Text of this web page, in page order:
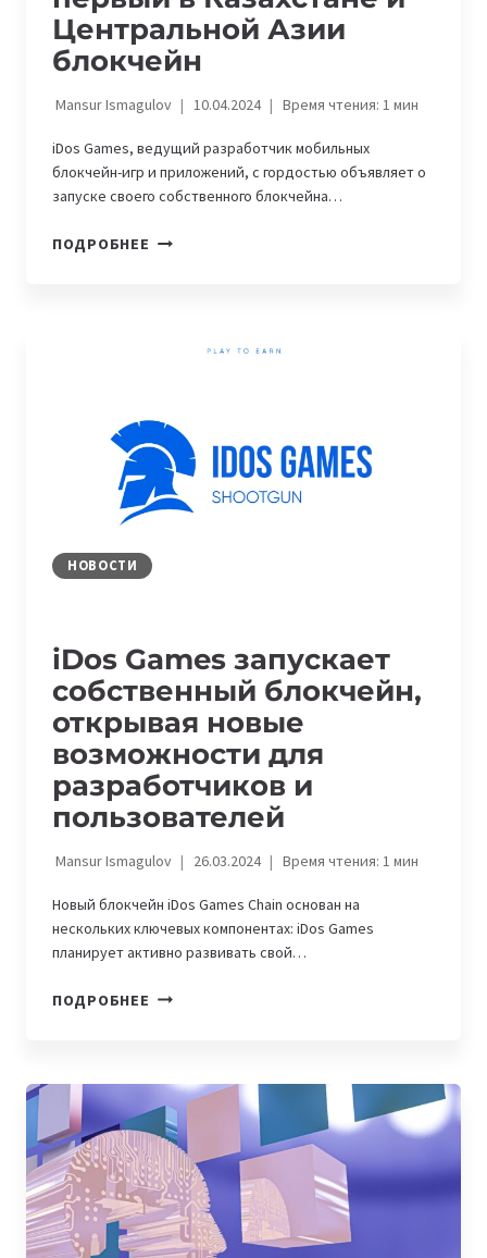
Центральной Азии
блокчейн
Mansur Ismagulov 10.04.2024 Время чтения: 1мин
iDos Games, ведущий разработчик мобильных
блокчейн-игр и приложений, с гордостью объявляет о
запуске своего собственного блокчейна…
ПОДРОБНЕЕ IDOS
АЗИИ
БЛОКЧЕЙН
НОВОСТИ
iDos Games запускает
собственный блокчейн,
открывая новые
возможности для
разработчиков и
пользователей
Mansur Ismagulov 26.03.2024 Время чтения: 1мин
Новый блокчейн iDos Games Chain основан на
нескольких ключевых компонентах: iDos Games
планирует активно развивать свой…
ПОДРОБНЕЕ IDOS
БЛОКЧЕЙН,
ОТКРЫВАЯ
НОВЫЕ
ВОЗМОЖНОСТИ
ДЛЯ
РАЗРАБОТЧИКОВ
И